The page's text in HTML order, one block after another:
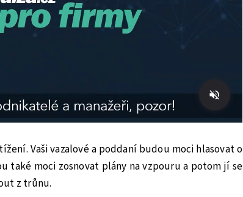
Vaši vazalové a poddaní budou moci hlasovat o
také moci zosnovat plány na vzpouru a potom jí se
z trůnu.